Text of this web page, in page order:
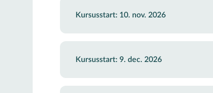
Kursusstart: 10. nov. 2026
Kursusstart: 9. dec. 2026